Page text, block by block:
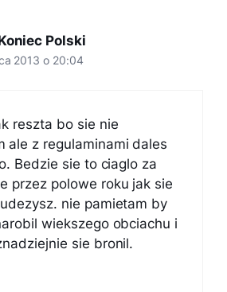
Polski
2013 o 20:04
reszta bo sie nie
ale z regulaminami dales
Bedzie sie to ciaglo za
przez polowe roku jak sie
nie pamietam by
wiekszego obciachu i
sie bronil.